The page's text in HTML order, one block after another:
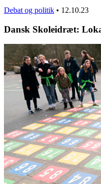
Debat og politik • 12.10.23
Dansk Skoleidræt: